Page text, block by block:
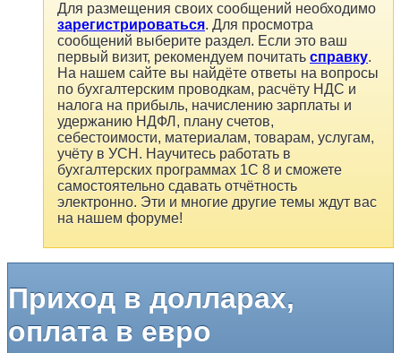
Для размещения своих сообщений необходимо
зарегистрироваться. Для просмотра
сообщений выберите раздел. Если это ваш
первый визит, рекомендуем почитать справку.
На нашем сайте вы найдёте ответы на вопросы
по бухгалтерским проводкам, расчёту НДС и
налога на прибыль, начислению зарплаты и
удержанию НДФЛ, плану счетов,
себестоимости, материалам, товарам, услугам,
учёту в УСН. Научитесь работать в
бухгалтерских программах 1С 8 и сможете
самостоятельно сдавать отчётность
электронно. Эти и многие другие темы ждут вас
на нашем форуме!
Приход в долларах,
оплата в евро